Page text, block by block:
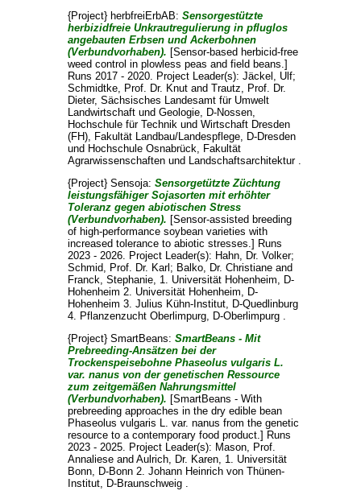
{Project} herbfreiErbAB: Sensorgestützte
herbizidfreie Unkrautregulierung in pfluglos
angebauten Erbsen und Ackerbohnen
(Verbundvorhaben). [Sensor-based herbicid-free
weed control in plowless peas and field beans.]
Runs 2017 - 2020. Project Leader(s): Jäckel, Ulf;
Schmidtke, Prof. Dr. Knutand Trautz, Prof. Dr.
Dieter, Sächsisches Landesamt für Umwelt
Landwirtschaft und Geologie, D-Nossen,
Hochschule für Technik und Wirtschaft Dresden
(FH), Fakultät Landbau/Landespflege, D-Dresden
und Hochschule Osnabrück, Fakultät
Agrarwissenschaften und Landschaftsarchitektur .
{Project} Sensoja: Sensorgetützte Züchtung
leistungsfähiger Sojasorten mit erhöhter
Toleranz gegen abiotischen Stress
(Verbundvorhaben). [Sensor-assisted breeding
of high-performance soybean varieties with
increased tolerance to abiotic stresses.] Runs
2023 - 2026. Project Leader(s): Hahn, Dr. Volker;
Schmid, Prof. Dr. Karl ; Balko, Dr. Christianeand
Franck, Stephanie, 1. Universität Hohenheim, D-
Hohenheim 2. Universität Hohenheim, D-
Hohenheim 3. Julius Kühn-Institut, D-Quedlinburg
4. Pflanzenzucht Oberlimpurg, D-Oberlimpurg .
{Project} SmartBeans: SmartBeans - Mit
Prebreeding-Ansätzen bei der
Trockenspeisebohne Phaseolus vulgaris L.
var. nanus von der genetischen Ressource
zum zeitgemäßen Nahrungsmittel
(Verbundvorhaben). [SmartBeans - With
prebreeding approaches in the dry edible bean
Phaseolus vulgaris L. var. nanus from the genetic
resource to a contemporary food product.] Runs
2023 - 2025. Project Leader(s): Mason, Prof.
Annalieseand Aulrich, Dr. Karen, 1. Universität
Bonn, D-Bonn 2. Johann Heinrich von Thünen-
Institut, D-Braunschweig .